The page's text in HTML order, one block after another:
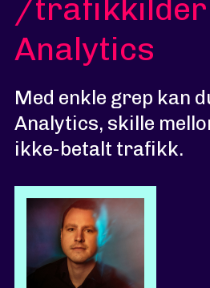
/trafikkilder
Analytics
Med enkle grep kan
Analytics, skille
ikke-betalt trafikk.